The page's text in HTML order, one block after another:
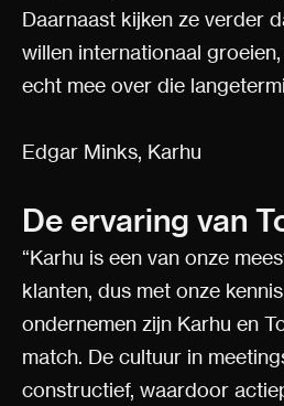
Daarnaast kijken ze verder
willen internationaal
echt mee over die
Edgar Minks, Karhu
De ervaring van
“Karhu is een van onze
klanten, dus met onze
ondernemen zijn Karhu en
match. De cultuur in
constructief, waardoor